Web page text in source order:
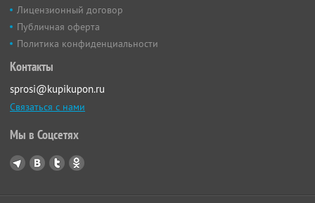
Лицензионный договор
Публичная оферта
Политика конфиденциальности
Контакты
sprosi@kupikupon.ru
Связаться с нами
Мы в Соцсетях